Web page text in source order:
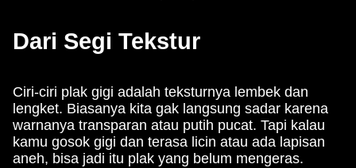
Dari Segi Tekstur
Ciri-ciri plak gigi adalah teksturnya lembek dan
lengket. Biasanya kita gak langsung sadar karena
warnanya transparan atau putih pucat. Tapi kalau
kamu gosok gigi dan terasa licin atau ada lapisan
aneh, bisa jadi itu plak yang belum mengeras.